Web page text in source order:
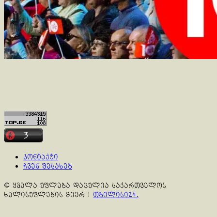
კონტაქტი
ჩვენ შესახებ
© ყველა უფლება დაცულია საქართველოს
ხელისუფლების მიერ | თბილისი24.